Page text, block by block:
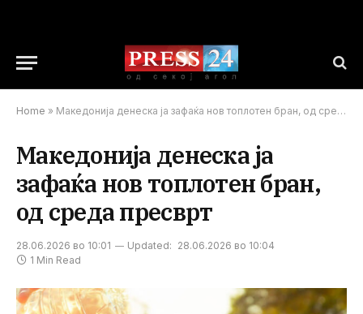
Home » Македонија денеска ја зафаќа нов топлотен бран, од среда пресврт
Македонија денеска ја
зафаќа нов топлотен бран,
од среда пресврт
28.06.2026 во 10:01 Updated: 28.06.2026 во 10:04
1 Min Read